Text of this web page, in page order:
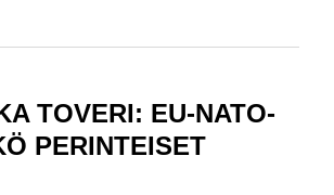
TOVERI: EU-NATO-
PERINTEISET